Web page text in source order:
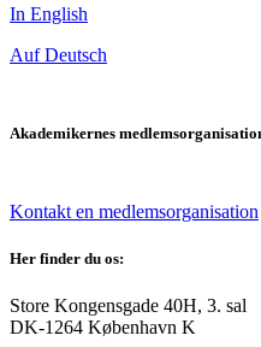
In English
Auf Deutsch
Akademikernes
Kontakt en medlemsorganisation
Her finder du os:
Store Kongensgade 40H, 3. sal
DK-1264 København K